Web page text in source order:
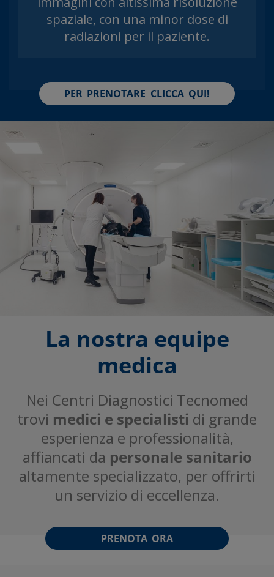
spaziale, con una minor dose di
radiazioni per il paziente.
PER PRENOTARE CLICCA QUI!
La nostra equipe
medica
Nei Centri Diagnostici Tecnomed
trovi medici e specialisti di grande
esperienza e professionalità,
affiancati da personale sanitario
altamente specializzato, per offrirti
un servizio di eccellenza.
PRENOTA ORA